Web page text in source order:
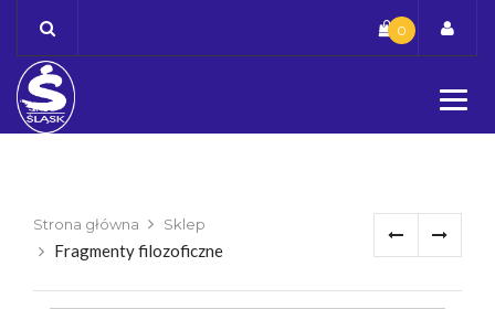
content
0
Strona główna Sklep
Fragmenty filozoficzne